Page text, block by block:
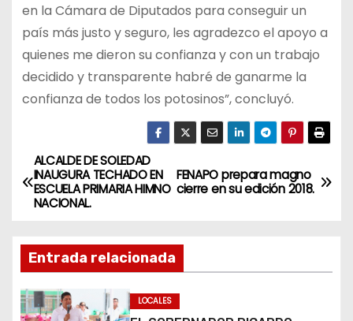
en la Cámara de Diputados para conseguir un
país más justo y seguro, les agradezco el apoyo a
quienes me dieron su confianza y con un trabajo
decidido y transparente habré de ganarme la
confianza de todos los potosinos”, concluyó.
N
a
e
g
FENAPO prepara magno
cierre en su edición 2018.
ALCALDE DE SOLEDAD
INAUGURA TECHADO EN
ESCUELA PRIMARIA HIMNO
NACIONAL.
Entrada relacionada
LOCALES